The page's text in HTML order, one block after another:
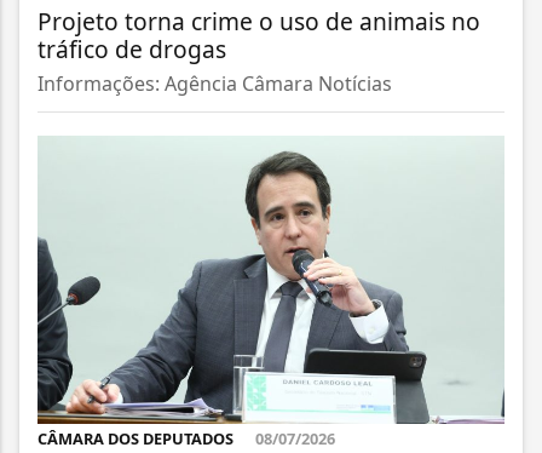
Projeto torna crime o uso de animais no
tráfico de drogas
Informações: Agência Câmara Notícias
CÂMARA DOS DEPUTADOS 08/07/2026